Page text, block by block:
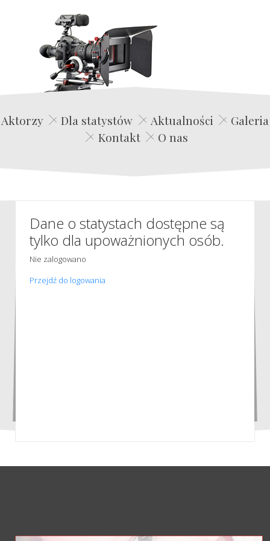
Edwin Film Agencja Aktorska
Aktorzy Dla statystów Aktualności
Galeria
Kontakt
O nas
Dane o statystach dostępne są
tylko dla upoważnionych osób.
Nie zalogowano
Przejdź do logowania